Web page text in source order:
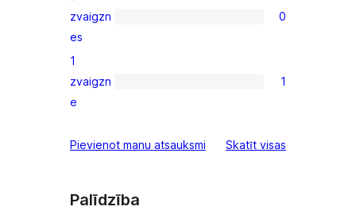
reviews
0
2-
star
reviews
zvaigzn
es
0
1
1-
review
1
zvaigzn
e
1
Pievienot manu atsauksmi Skatīt visas
Palīdzība